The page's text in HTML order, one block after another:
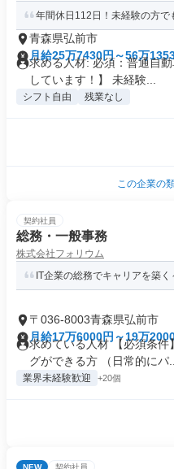
年間休日112日！未経験の方で
青森県弘前市
月給25万7430円～56万
求める人材: 必須：普通自
しています！】 未経験...
シフト自由 残業なし
この企業の
契約社員
総務・一般事務
株式会社フォリウム
IT企業の総務でキャリアを築
〒036-8003青森県弘前市
月給17万6000円～19万
求めている人材 【必須条
グができる方 （日常的にパ...
業界未経験歓迎 +20個
NEW 契約社員